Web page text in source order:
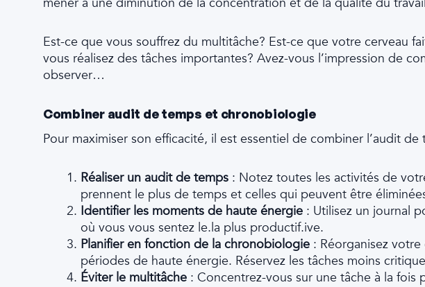
Est-ce que vous souffrez du multitâche? Est-ce que votre cerveau
vous réalisez des tâches importantes? Avez-vous l’impression de
observer…
Combiner audit de temps et chronobiologie
Pour maximiser son efficacité, il est essentiel de combiner l’audit
Réaliser un audit de temps : Notez toutes les activités de
prennent le plus de temps et celles qui peuvent être
Identifier les moments de haute énergie : Utilisez un journal
où vous vous sentez le.la plus productif.ive.
Planifier en fonction de la chronobiologie : Réorganisez
périodes de haute énergie. Réservez les tâches moins
Éviter le multitâche : Concentrez-vous sur une tâche à la